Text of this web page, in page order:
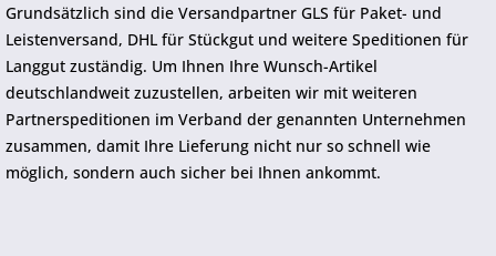
Grundsätzlich sind die Versandpartner GLS für Paket- und
Leistenversand, DHL für Stückgut und weitere Speditionen für
Langgut zuständig. Um Ihnen Ihre Wunsch-Artikel
deutschlandweit zuzustellen, arbeiten wir mit weiteren
Partnerspeditionen im Verband der genannten Unternehmen
zusammen, damit Ihre Lieferung nicht nur so schnell wie
möglich, sondern auch sicher bei Ihnen ankommt.